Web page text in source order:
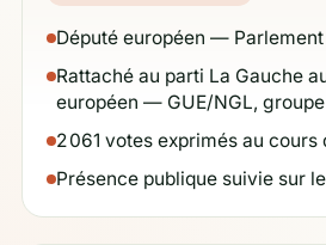
Député européen —
Rattaché au parti La Gauche
européen — GUE/NGL, groupe
2 061 votes exprimés au cours
Présence publique suivie sur